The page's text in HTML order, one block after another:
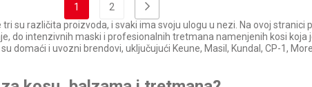
1
2
su različita proizvoda, i svaki ima svoju ulogu u nezi. Na ovoj stranici
do intenzivnih maski i profesionalnih tretmana namenjenih kosi koja
domaći i uvozni brendovi, uključujući Keune, Masil, Kundal, CP-1,